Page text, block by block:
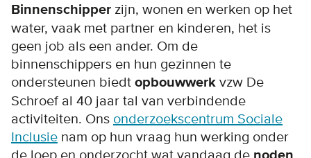
Binnenschipper zijn, wonen en werken op het
water, vaak met partner en kinderen, het is
geen job als een ander. Om de
binnenschippers en hun gezinnen te
ondersteunen biedt opbouwwerk vzw De
Schroef al 40 jaar tal van verbindende
activiteiten. Ons onderzoekscentrum Sociale
Inclusie nam op hun vraag hun werking onder